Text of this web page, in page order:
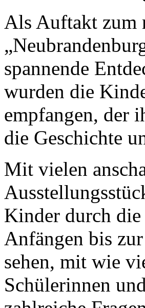
Als Auftakt zum
spannende
wurden die
empfangen, der
die Geschichte
Mit vielen
Kinder durch
Anfängen bis
sehen, mit wie
Schülerinnen